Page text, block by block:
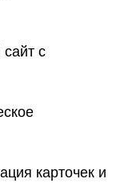
с
карточек и